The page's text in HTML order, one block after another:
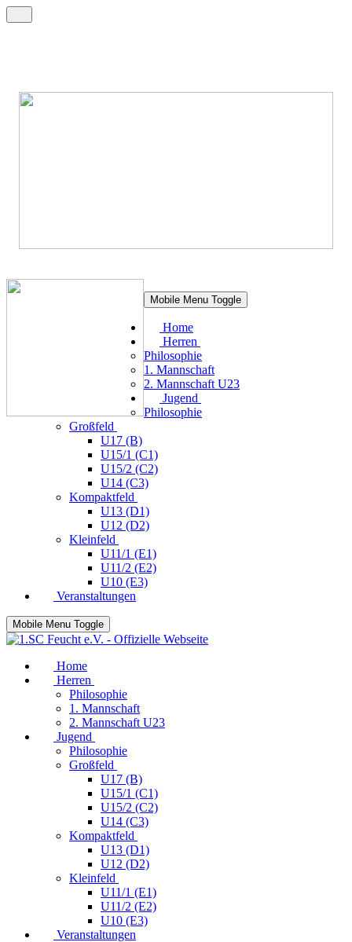
Mobile Menu Toggle
Home
Herren
Philosophie
1. Mannschaft
2. Mannschaft U23
Jugend
Philosophie
Großfeld
U17 (B)
U15/1 (C1)
U15/2 (C2)
U14 (C3)
Kompaktfeld
U13 (D1)
U12 (D2)
Kleinfeld
U11/1 (E1)
U11/2 (E2)
U10 (E3)
Veranstaltungen
Mobile Menu Toggle
Home
Herren
Philosophie
1. Mannschaft
2. Mannschaft U23
Jugend
Philosophie
Großfeld
U17 (B)
U15/1 (C1)
U15/2 (C2)
U14 (C3)
Kompaktfeld
U13 (D1)
U12 (D2)
Kleinfeld
U11/1 (E1)
U11/2 (E2)
U10 (E3)
Veranstaltungen